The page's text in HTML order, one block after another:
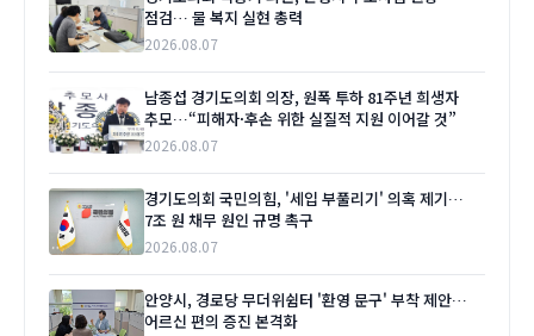
점검… 물 복지 실현 총력
2026.08.07
남종섭 경기도의회 의장, 원폭 투하 81주년 희생자
추모…“피해자·후손 위한 실질적 지원 이어갈 것”
2026.08.07
경기도의회 국민의힘, '세입 부풀리기' 의혹 제기…
7조 원 채무 원인 규명 촉구
2026.08.07
안양시, 경로당 무더위쉼터 '환영 문구' 부착 제안…
어르신 편의 증진 본격화